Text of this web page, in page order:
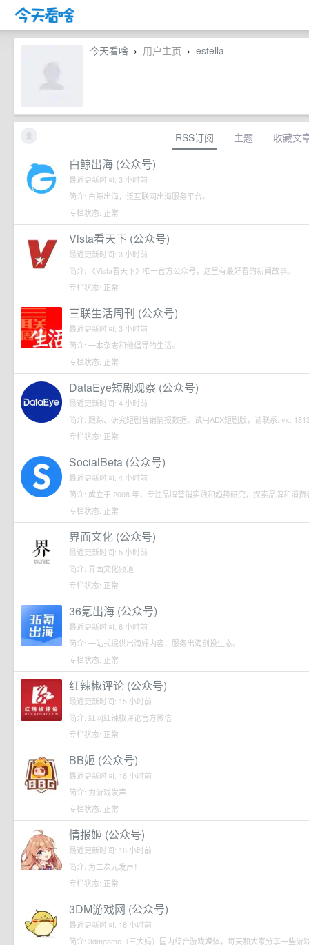
今天看啥 › 用户主页 › estella
RSS订阅 主题 收藏文
白鲸出海 (公众号)
最近更新时间: 3 小时前
简介: 白鲸出海，泛互联网出海服务平台。
专栏状态: 正常
Vista看天下 (公众号)
最近更新时间: 3 小时前
简介: 《Vista看天下》唯一官方公众号，这里有最好看的新闻故事。
专栏状态: 正常
三联生活周刊 (公众号)
最近更新时间: 3 小时前
简介: 一本杂志和他倡导的生活。
专栏状态: 正常
DataEye短剧观察 (公众号)
最近更新时间: 4 小时前
简介: 跟踪、研究短剧营销情报数据。试用ADX短剧版，请联系: vx:
专栏状态: 正常
SocialBeta (公众号)
最近更新时间: 4 小时前
简介: 成立于 2008 年，专注品牌营销实践和趋势研究，探索品牌和消
专栏状态: 正常
界面文化 (公众号)
最近更新时间: 5 小时前
简介: 界面文化频道
专栏状态: 正常
36氪出海 (公众号)
最近更新时间: 6 小时前
简介: 一站式提供出海好内容，服务出海创投生态。
专栏状态: 正常
红辣椒评论 (公众号)
最近更新时间: 15 小时前
简介: 红网红辣椒评论官方微信
专栏状态: 正常
BB姬 (公众号)
最近更新时间: 16 小时前
简介: 为游戏发声
专栏状态: 正常
情报姬 (公众号)
最近更新时间: 16 小时前
简介: 为二次元发声！
专栏状态: 正常
3DM游戏网 (公众号)
最近更新时间: 16 小时前
简介: 3dmgame（三大妈）国内综合游戏媒体，每天和大家分享一些游